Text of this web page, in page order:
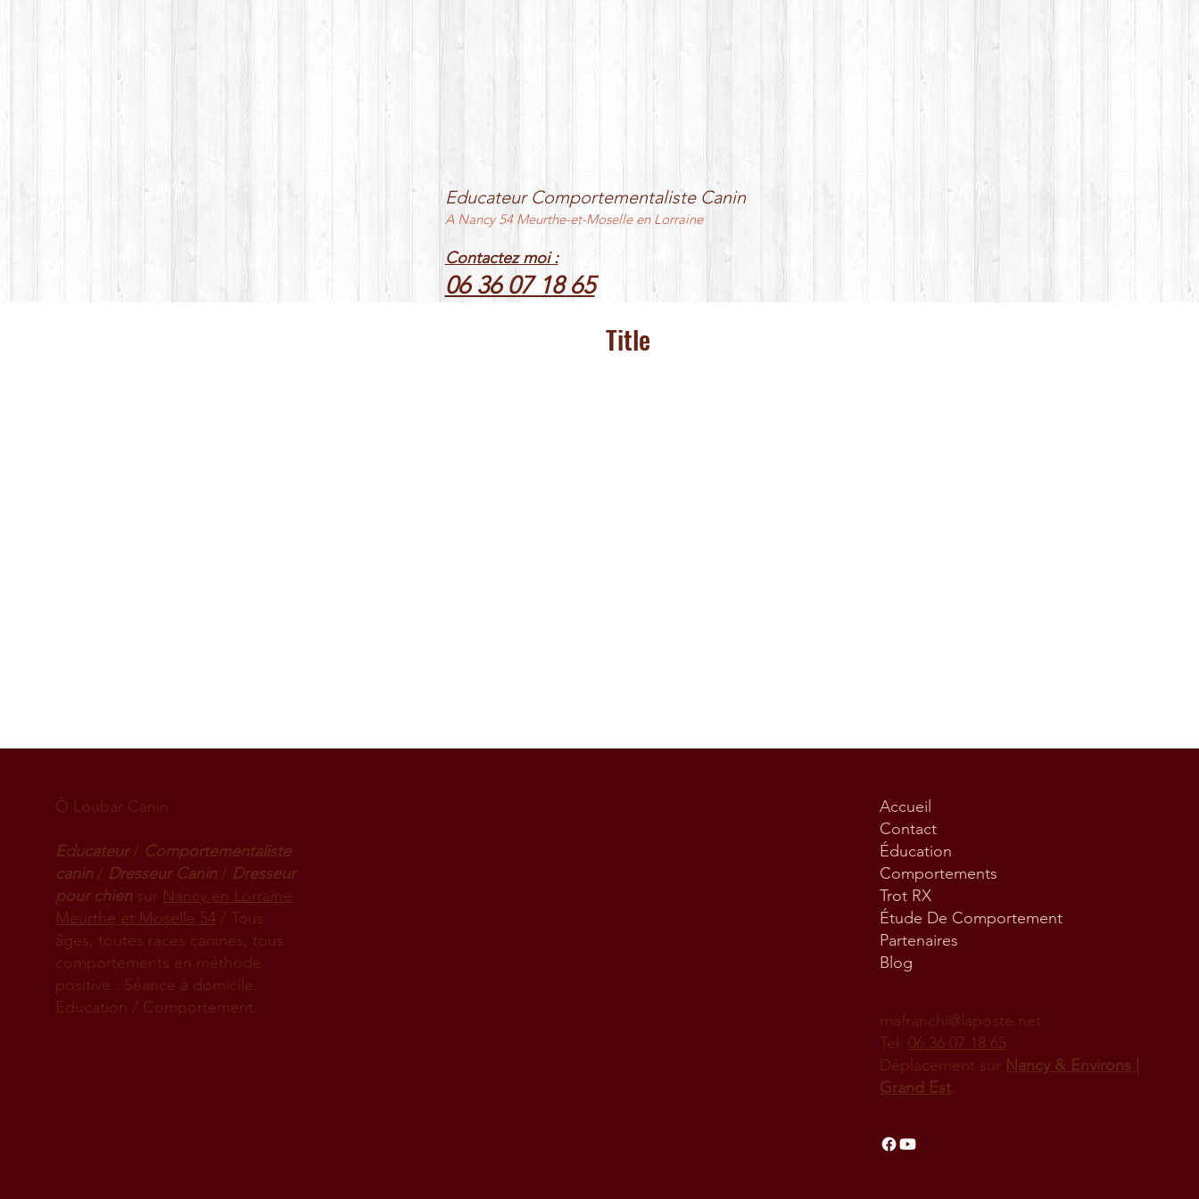
Educateur Comportementaliste Canin
A Nancy 54 Meurthe-et-Moselle en Lorraine
Contactez moi :
06 36 07 18 65
Title
Ô Loubar Canin
Educateur/ Comportementaliste
canin/ Dresseur Canin/ Dresseur
pour chien sur Nancy en Lorraine
Meurthe et Moselle 54 / Tous
âges, toutes races canines, tous
comportements en méthode
positive . Séance à domicile.
Education / Comportement.
Accueil
Contact
Éducation
Comportements
Trot RX
Étude De Comportement
Partenaires
Blog
mafranchi@laposte.net
Tel: 06 36 07 18 65
Déplacement sur Nancy & Environs |
Grand Est.